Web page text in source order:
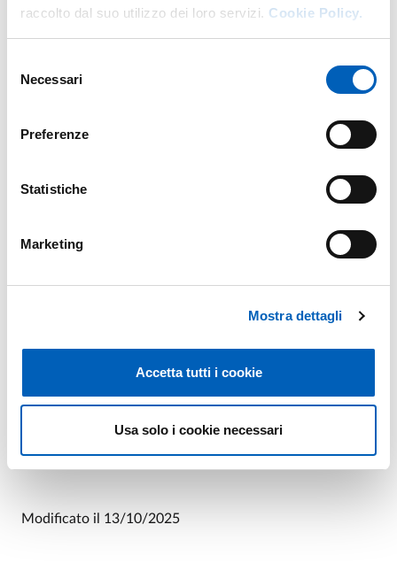
raccolto dal suo utilizzo dei loro servizi. Cookie Policy.
delNecessari
Preferenze
Statistiche
Marketing
Mostra dettagli
Accetta tutti i cookie
Usa solo i cookie necessari
L’incontro offrirà una prospettiva multidisciplinare sulle
cooperazione BRICS e sulle sfide legate all’allargamento
del gruppo, ponendo particolare attenzione al ruolo della
come possibile alternativa ai tradizionali centri del potere
L’evento sarà trasmesso in streaming al link indicato sul
sito web del BRICS Parma Research Group - consultabile
al seguente link:
- la
LOCANDINA SEMINARIO BRICS - 14
Modificato il 13/10/2025